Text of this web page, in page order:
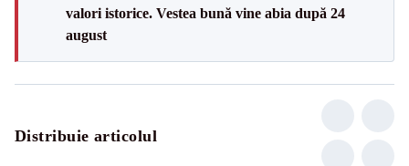
valori istorice. Vestea bună vine abia după 24
august
Distribuie articolul